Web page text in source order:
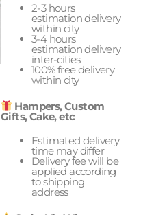
2-3 hours
estimation delivery
within city
3-4 hours
estimation delivery
inter-cities
100% free delivery
within city
Hampers, Custom
Gifts, Cake, etc
Estimated delivery
time may differ
Delivery fee will be
applied according
to shipping
address